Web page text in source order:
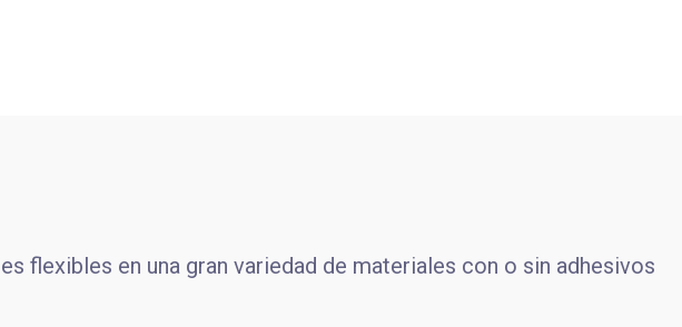
flexibles en una gran variedad de materiales con o sin adhesivos